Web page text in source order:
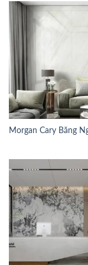
Morgan Cary Băng